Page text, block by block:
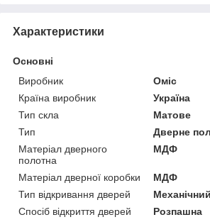
Характеристики
Основні
Виробник
Оміс
Країна виробник
Україна
Тип скла
Матове
Тип
Дверне
Матеріал дверного
полотна
МДФ
Матеріал дверної коробки
МДФ
Тип відкривання дверей
Механічний
Спосіб відкриття дверей
Розпашна